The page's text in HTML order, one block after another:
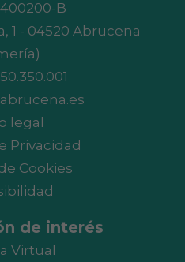
B
1 - 04520 Abrucena
legal
Privacidad
Cookies
de interés
Virtual